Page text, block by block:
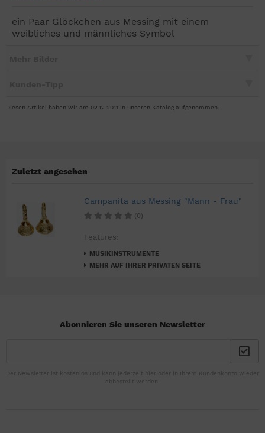
ein Paar Glöckchen aus Messing mit einem
weibliches und männliches Symbol
Diesen Artikel haben wir am 02.12.2011 in unseren Katalog aufgenommen.
Zuletzt angesehen
Campanita aus Messing "Mann - Frau"
(0)
Features:
MUSIKINSTRUMENTE
MEHR AUF IHRER PRIVATEN SEITE
Abonnieren Sie unseren Newsletter
Der Newsletter ist kostenlos und kann jederzeit hier oder in Ihrem Kundenkonto wieder
abbestellt werden.